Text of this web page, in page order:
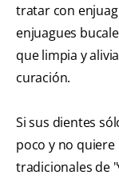
tratar con
enjuagues
que limpia y
curación.
Si sus dientes
poco y no
tradicionales de